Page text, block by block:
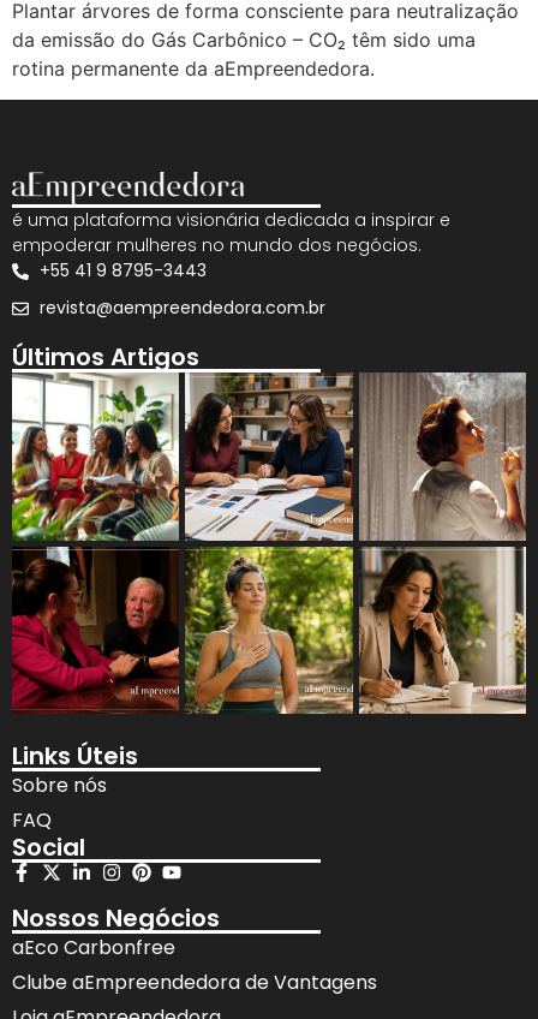
Plantar árvores de forma consciente para neutralização
da emissão do Gás Carbônico – CO₂ têm sido uma
rotina permanente da aEmpreendedora.
é uma plataforma visionária dedicada a inspirar e
empoderar mulheres no mundo dos negócios.
+55 41 9 8795-3443
revista@aempreendedora.com.br
Últimos Artigos
Links Úteis
Sobre nós
FAQ
Social
Nossos Negócios
aEco Carbonfree
Clube aEmpreendedora de Vantagens